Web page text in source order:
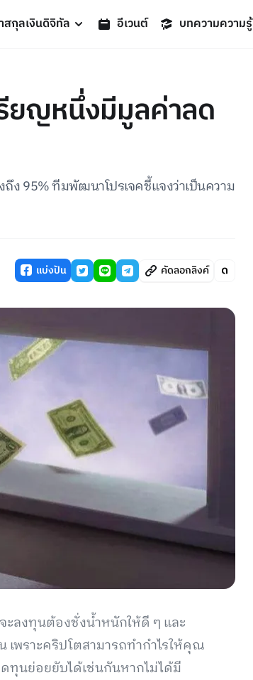
สกุลเงินดิจิทัล อีเวนต์ บทความความรู้
รียญหนึ่งมีมูลค่าลด
ง 95% ทีมพัฒนาโปรเจคชี้แจงว่าเป็นความ
แบ่งปัน คัดลอกลิงค์
ะลงทุนต้องชั่งน้ำหนักให้ดี ๆ และ
เพราะคริปโตสามารถทำกำไรให้คุณ
ทุนย่อยยับได้เช่นกันหากไม่ได้มี